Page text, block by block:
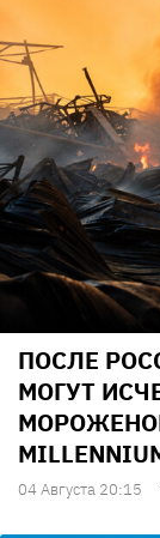
ПОСЛЕ
МОГУТ
04 Августа 20:15